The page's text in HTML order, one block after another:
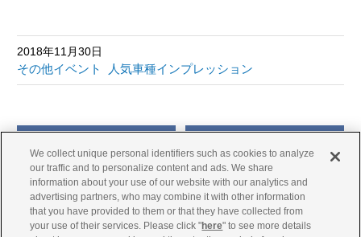
2018年11月30日
その他イベント 人気車種インプレッション
We collect unique personal identifiers such as cookies to analyze
our traffic and to personalize content and ads. We share
information about your use of our website with our analytics and
advertising partners, who may combine it with other information
that you have provided to them or that they have collected from
your use of their services. Please click "here" to see more details